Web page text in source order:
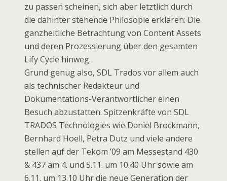
zu passen scheinen, sich aber letztlich durch
die dahinter stehende Philosopie erklären: Die
ganzheitliche Betrachtung von Content Assets
und deren Prozessierung über den gesamten
Lify Cycle hinweg.
Grund genug also, SDL Trados vor allem auch
als technischer Redakteur und
Dokumentations-Verantwortlicher einen
Besuch abzustatten. Spitzenkräfte von SDL
TRADOS Technologies wie Daniel Brockmann,
Bernhard Hoell, Petra Dutz und viele andere
stellen auf der Tekom ’09 am Messestand 430
& 437 am 4. und 5.11. um 10.40 Uhr sowie am
6.11. um 13.10 Uhr die neue Generation der